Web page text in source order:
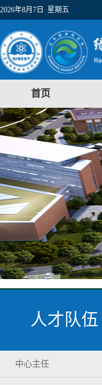
2026年8月7日 星期五
首页
人才队伍
中心主任